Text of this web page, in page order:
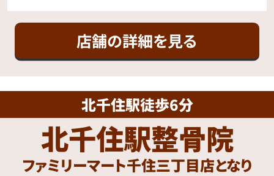
店舗の詳細を見る
北千住駅徒歩6分
北千住駅整骨院
ファミリーマート千住三丁目店となり